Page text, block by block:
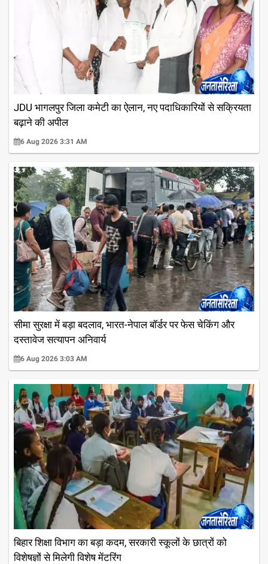
JDU भागलपुर जिला कमेटी का ऐलान, नए पदाधिकारियों से सक्रियता
बढ़ाने की अपील
6 Aug 2026 3:31 AM
सीमा सुरक्षा में बड़ा बदलाव, भारत-नेपाल बॉर्डर पर फेस चेकिंग और
दस्तावेज सत्यापन अनिवार्य
6 Aug 2026 3:03 AM
बिहार शिक्षा विभाग का बड़ा कदम, सरकारी स्कूलों के छात्रों को
विशेषज्ञों से मिलेगी विशेष मेंटरिंग